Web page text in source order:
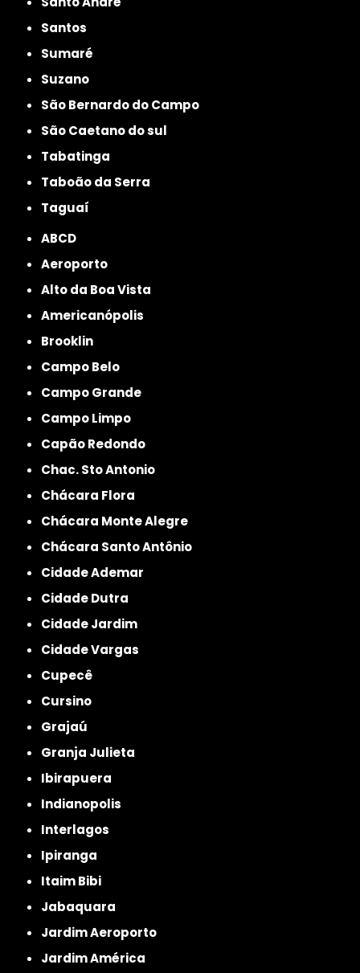
Santos
Sumaré
Suzano
São Bernardo do Campo
São Caetano do sul
Tabatinga
Taboão da Serra
Taguaí
ABCD
Aeroporto
Alto da Boa Vista
Americanópolis
Brooklin
Campo Belo
Campo Grande
Campo Limpo
Capão Redondo
Chac. Sto Antonio
Chácara Flora
Chácara Monte Alegre
Chácara Santo Antônio
Cidade Ademar
Cidade Dutra
Cidade Jardim
Cidade Vargas
Cupecê
Cursino
Grajaú
Granja Julieta
Ibirapuera
Indianopolis
Interlagos
Ipiranga
Itaim Bibi
Jabaquara
Jardim Aeroporto
Jardim América